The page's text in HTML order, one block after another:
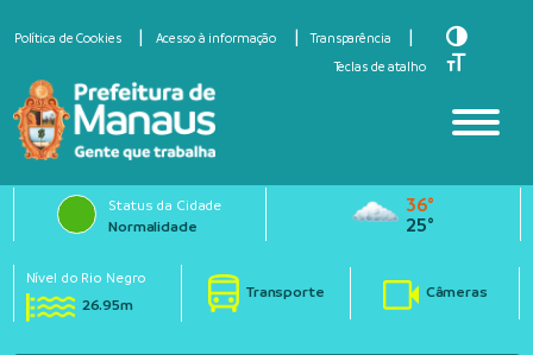
Política de Cookies Acesso à informação
Transparência
Teclas de atalho
Toggle
Toggle
Status da Cidade
Normalidade
36°
25°
Nível do Rio Negro
26.95m
Transporte Câmeras